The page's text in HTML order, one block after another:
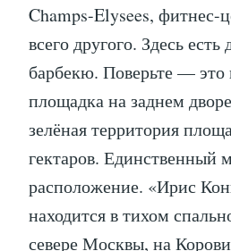
Champs-Elysees, фитнес-
всего другого. Здесь
барбекю. Поверьте — это
площадка на заднем
зелёная территория
гектаров. Единственный
расположение. «Ирис
находится в тихом
севере Москвы, на